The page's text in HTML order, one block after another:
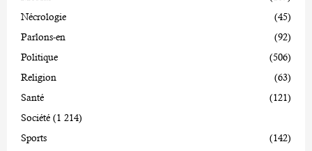
Nécrologie
(45)
Parlons-en
(92)
Politique
(506)
Religion
(63)
Santé
(121)
Société (1 214)
Sports
(142)